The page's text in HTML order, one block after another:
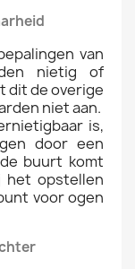
van
nietig of
dit de overige
niet aan.
is,
door een
buurt komt
het opstellen
voor ogen